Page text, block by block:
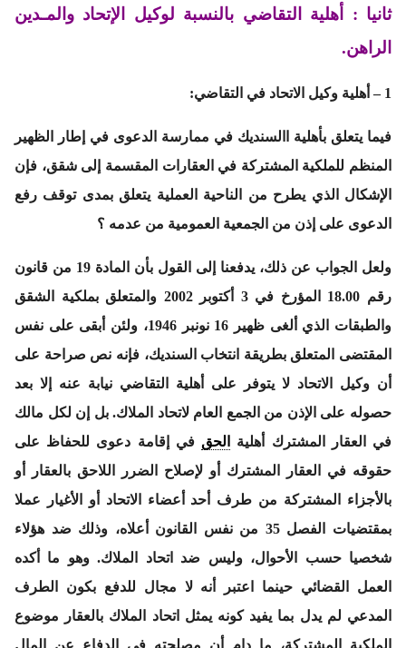
ثانيا : أهلية التقاضي بالنسبة لوكيل الإتحاد والمـدين
الراهن.
1 – أهلية وكيل الاتحاد في التقاضي:
فيما يتعلق بأهلية االسنديك في ممارسة الدعوى في إطار الظهير
المنظم للملكية المشتركة في العقارات المقسمة إلى شقق، فإن
الإشكال الذي يطرح من الناحية العملية يتعلق بمدى توقف رفع
الدعوى على إذن من الجمعية العمومية من عدمه ؟
ولعل الجواب عن ذلك، يدفعنا إلى القول بأن المادة 19 من قانون
رقم 18.00 المؤرخ في 3 أكتوبر 2002 والمتعلق بملكية الشقق
والطبقات الذي ألغى ظهير 16 نونبر 1946، ولئن أبقى على نفس
المقتضى المتعلق بطريقة انتخاب السنديك، فإنه نص صراحة على
أن وكيل الاتحاد لا يتوفر على أهلية التقاضي نيابة عنه إلا بعد
حصوله على الإذن من الجمع العام لاتحاد الملاك. بل إن لكل مالك
في العقار المشترك أهلية
الحق في إقامة دعوى للحفاظ على
حقوقه في العقار المشترك أو لإصلاح الضرر اللاحق بالعقار أو
بالأجزاء المشتركة من طرف أحد أعضاء الاتحاد أو الأغيار عملا
بمقتضيات الفصل 35 من نفس القانون أعلاه، وذلك ضد هؤلاء
شخصيا حسب الأحوال، وليس ضد اتحاد الملاك. وهو ما أكده
العمل القضائي حينما اعتبر أنه لا مجال للدفع بكون الطرف
المدعي لم يدل بما يفيد كونه يمثل اتحاد الملاك بالعقار موضوع